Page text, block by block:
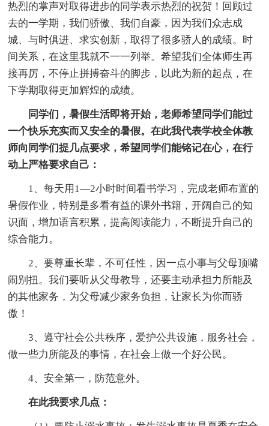
热烈的掌声对取得进步的同学表示热烈的祝贺！回顾过
去的一学期，我们骄傲、我们自豪，因为我们众志成
城、与时俱进、求实创新，取得了很多骄人的成绩。时
间关系，在这里我就不一一列举。希望我们全体师生再
接再厉，不停止拼搏奋斗的脚步，以此为新的起点，在
下学期取得更加辉煌的成绩。
同学们，暑假生活即将开始，老师希望同学们能过
一个快乐充实而又安全的暑假。在此我代表学校全体教
师向同学们提几点要求，希望同学们能铭记在心，在行
动上严格要求自己：
1、每天用1—2小时时间看书学习，完成老师布置的
暑假作业，特别是多看有益的课外书籍，开阔自己的知
识面，增加语言积累，提高阅读能力，不断提升自己的
综合能力。
2、要尊重长辈，不可任性，因一点小事与父母顶嘴
闹别扭。我们要听从父母教导，还要主动承担力所能及
的其他家务，为父母减少家务负担，让家长为你而骄
傲！
3、遵守社会公共秩序，爱护公共设施，服务社会，
做一些力所能及的事情，在社会上做一个好公民。
4、安全第一，防范意外。
在此我要求几点：